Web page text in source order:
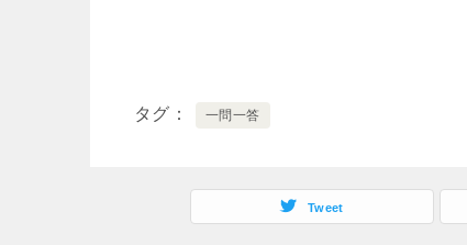
タグ 一問一答
Tweet